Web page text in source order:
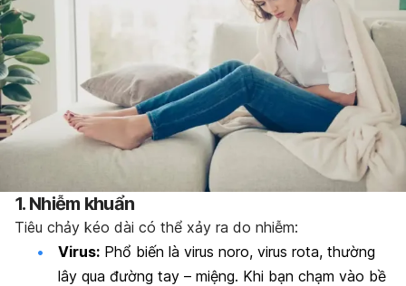
1. Nhiễm khuẩn
Tiêu chảy kéo dài có thể xảy ra do nhiễm:
Virus: Phổ biến là virus noro, virus rota, thường
lây qua đường tay – miệng. Khi bạn chạm vào bề